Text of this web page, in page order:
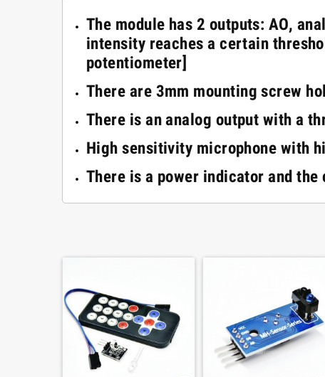
The module has 2 outputs: AO,
intensity reaches a certain
potentiometer]
There are 3mm mounting screw
There is an analog output with a
High sensitivity microphone with
There is a power indicator and